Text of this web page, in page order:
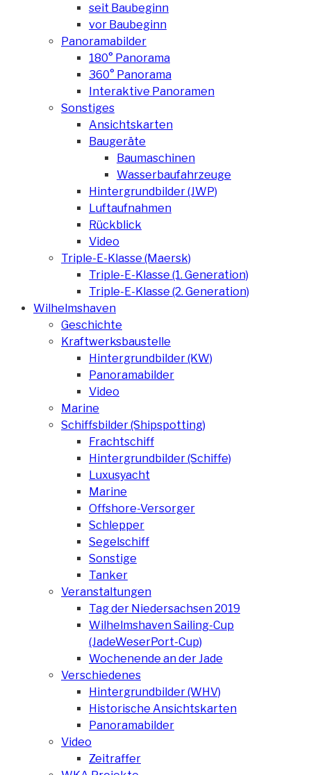
seit Baubeginn
vor Baubeginn
Panoramabilder
180° Panorama
360° Panorama
Interaktive Panoramen
Sonstiges
Ansichtskarten
Baugeräte
Baumaschinen
Wasserbaufahrzeuge
Hintergrundbilder (JWP)
Luftaufnahmen
Rückblick
Video
Triple-E-Klasse (Maersk)
Triple-E-Klasse (1. Generation)
Triple-E-Klasse (2. Generation)
Wilhelmshaven
Geschichte
Kraftwerksbaustelle
Hintergrundbilder (KW)
Panoramabilder
Video
Marine
Schiffsbilder (Shipspotting)
Frachtschiff
Hintergrundbilder (Schiffe)
Luxusyacht
Marine
Offshore-Versorger
Schlepper
Segelschiff
Sonstige
Tanker
Veranstaltungen
Tag der Niedersachsen 2019
Wilhelmshaven Sailing-Cup
(JadeWeserPort-Cup)
Wochenende an der Jade
Verschiedenes
Hintergrundbilder (WHV)
Historische Ansichtskarten
Panoramabilder
Video
Zeitraffer